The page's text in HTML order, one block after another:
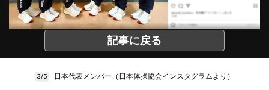
記事に戻る
3/5 日本代表メンバー（日本体操協会インスタグラムより）